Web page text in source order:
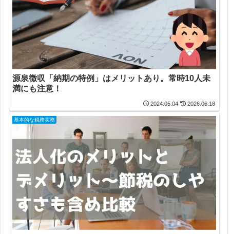
源泉徴収「納期の特例」はメリットあり。常時10人未
満にも注意！
2024.05.04 2026.06.18
基本的な税務実務